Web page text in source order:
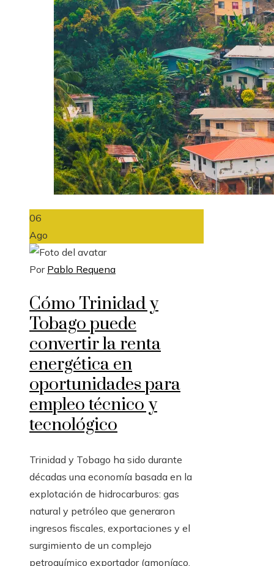
06
Ago
Por Pablo Requena
Cómo Trinidad y
Tobago puede
convertir la renta
energética en
oportunidades para
empleo técnico y
tecnológico
Trinidad y Tobago ha sido durante
décadas una economía basada en la
explotación de hidrocarburos: gas
natural y petróleo que generaron
ingresos fiscales, exportaciones y el
surgimiento de un complejo
petroquímico exportador (amoníaco,